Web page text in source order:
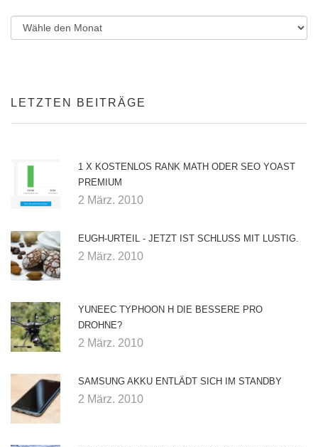
LETZTEN BEITRÄGE
1 X KOSTENLOS RANK MATH ODER SEO YOAST
PREMIUM
2 März. 2010
EUGH-URTEIL - JETZT IST SCHLUSS MIT LUSTIG.
2 März. 2010
YUNEEC TYPHOON H DIE BESSERE PRO
DROHNE?
2 März. 2010
SAMSUNG AKKU ENTLÄDT SICH IM STANDBY
2 März. 2010